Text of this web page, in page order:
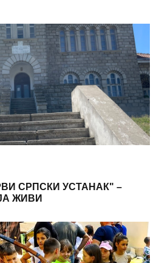
СРПСКИ УСТАНАК" –
ЖИВИ